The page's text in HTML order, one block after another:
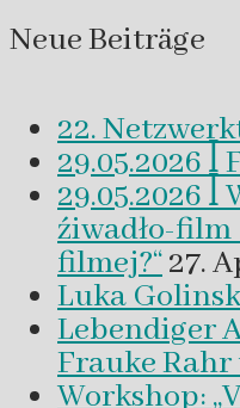
Neue Beiträge
22.
29.05.2026
29.05.2026
źiwadło-film
filmej?“27.
Luka
Lebendiger
Frauke
Workshop: